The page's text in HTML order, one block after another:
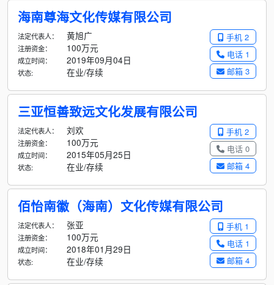
海南尊海文化传媒有限公司
手机 2
电话 1
邮箱 3
法定代表人： 黄旭广
注册资金： 100万元
成立时间： 2019年09月04日
状态: 在业/存续
三亚恒善致远文化发展有限公司
手机 2
电话 0
邮箱 4
法定代表人： 刘欢
注册资金： 100万元
成立时间： 2015年05月25日
状态: 在业/存续
佰怡南徽（海南）文化传媒有限公司
手机 1
电话 1
邮箱 4
法定代表人： 张亚
注册资金： 100万元
成立时间： 2018年01月29日
状态: 在业/存续